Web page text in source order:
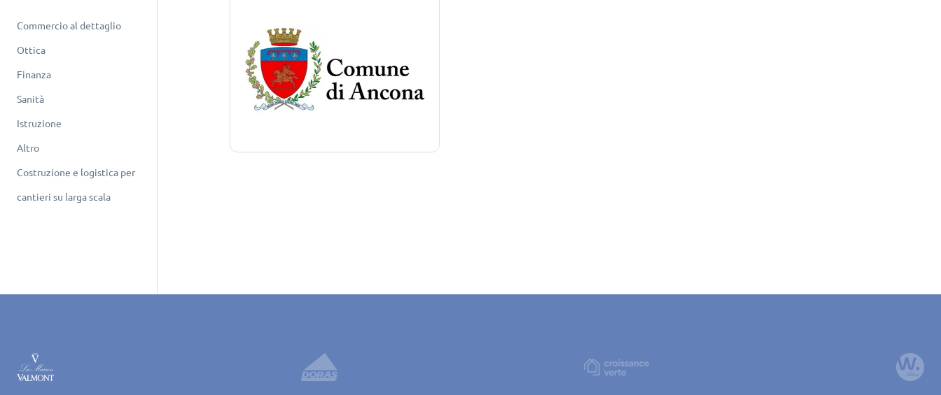
Commercio al dettaglio
Ottica
Finanza
Sanità
Istruzione
Altro
Costruzione e logistica per
cantieri su larga scala